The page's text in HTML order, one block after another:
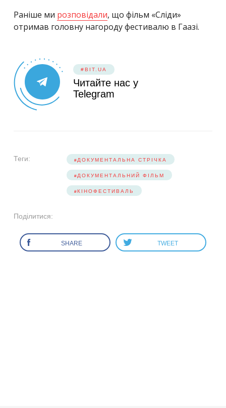
Раніше ми розповідали, що фільм «Сліди»
отримав головну нагороду фестивалю в Гаазі.
#BIT.UA
Читайте нас у
Telegram
Теги: ДОКУМЕНТАЛЬНА СТРІЧКА
ДОКУМЕНТАЛЬНИЙ ФІЛЬМ
КІНОФЕСТИВАЛЬ
Поділитися:
SHARE TWEET